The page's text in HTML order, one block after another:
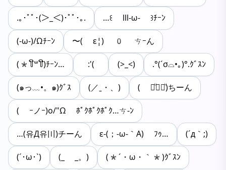
.｡･ﾟﾟ･(＞_＜)･ﾟﾟ･｡. …꒰ lll-ω- ꒱ﾁｰﾝ
(-ω-)/Ωﾁｰﾝ 〜( ε¦) 0 ㄘｰん
(*꒦ິ꒳꒦ີ)ﾁｰﾝ… :'( (>_<) .°(´σ⌓•｡)°.ｸﾞｽﾝ
(๑っ﹏•。๑)ｸﾞｽ (／ˍ・、) ( ꒪ͧ⌓꒪ͧ)ちーん
( ｰノｰ)o/"Ω ﾎﾟｸﾎﾟｸﾎﾟｸ…ㄘ-ﾝ
…(유Д유〣)チーん ε-(；-ω-｀A) ﾌｩ… (´д｀;)
(´･ω･`) (_ _。) (*´・ω・｀*)ｸﾞｽﾝ